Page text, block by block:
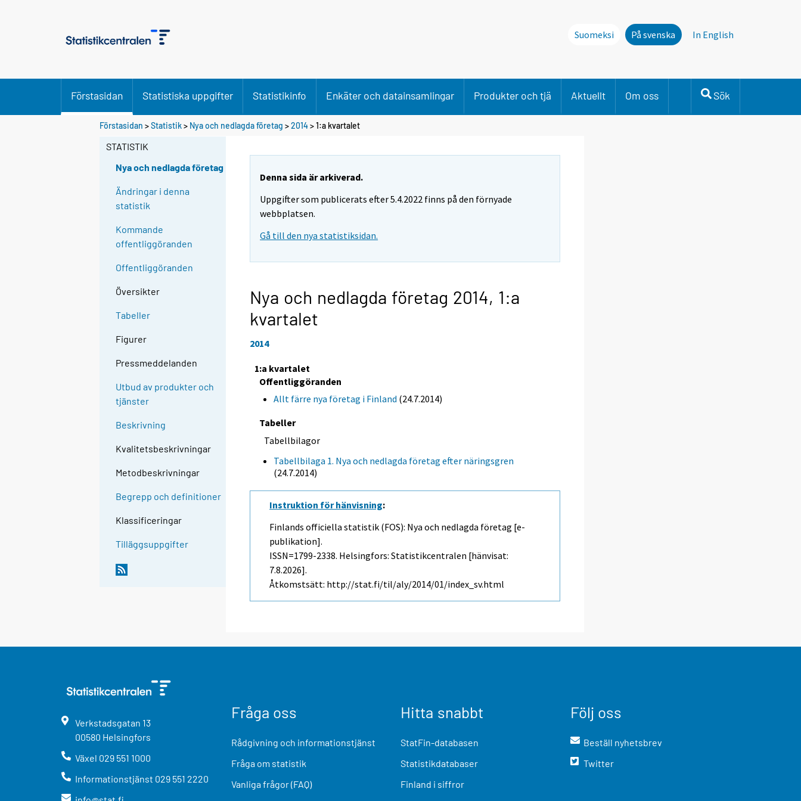
Suomeksi På svenska In English
Förstasidan Statistiska uppgifter Statistikinfo Enkäter och datainsamlingar Produkter och tjä Aktuellt Om oss Sök
Förstasidan >Statistik> Nya och nedlagda företag >2014>1:a kvartalet
STATISTIK
Nya och nedlagda företag
Ändringar i denna
statistik
Kommande
offentliggöranden
Offentliggöranden
Översikter
Tabeller
Figurer
Pressmeddelanden
Utbud av produkter och
tjänster
Beskrivning
Kvalitetsbeskrivningar
Metodbeskrivningar
Begrepp och definitioner
Klassificeringar
Tilläggsuppgifter
Denna sida är arkiverad.
Uppgifter som publicerats efter 5.4.2022 finns på den förnyade
webbplatsen.
Gå till den nya statistiksidan.
Nya och nedlagda företag 2014, 1:a
kvartalet
2014
1:a kvartalet
Offentliggöranden
Allt färre nya företag i Finland (24.7.2014)
Tabeller
Tabellbilagor
Tabellbilaga 1. Nya och nedlagda företag efter näringsgren
(24.7.2014)
Instruktion för hänvisning:
Finlands officiella statistik (FOS): Nya och nedlagda företag [e-
publikation].
ISSN=1799-2338. Helsingfors: Statistikcentralen [hänvisat:
7.8.2026].
Åtkomstsätt: http://stat.fi/til/aly/2014/01/index_sv.html
Verkstadsgatan 13
00580 Helsingfors
Växel 029 551 1000
Informationstjänst 029 551 2220
Fråga oss
Rådgivning och informationstjänst
Fråga om statistik
Vanliga frågor (FAQ)
Hitta snabbt
StatFin-databasen
Statistikdatabaser
Finland i siffror
Följ oss
Beställ nyhetsbrev
Twitter